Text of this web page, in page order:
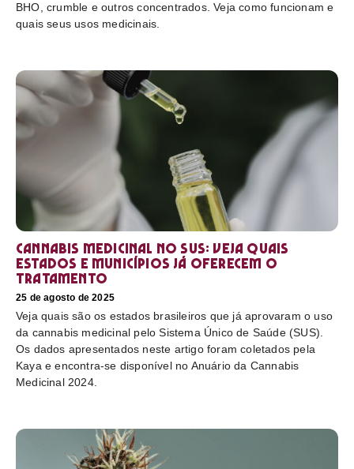
BHO, crumble e outros concentrados. Veja como funcionam e
quais seus usos medicinais.
Cannabis medicinal no SUS: veja quais
estados e municípios já oferecem o
tratamento
25 de agosto de 2025
Veja quais são os estados brasileiros que já aprovaram o uso
da cannabis medicinal pelo Sistema Único de Saúde (SUS).
Os dados apresentados neste artigo foram coletados pela
Kaya e encontra-se disponível no Anuário da Cannabis
Medicinal 2024.